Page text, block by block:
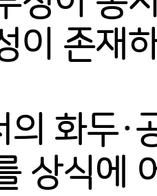
이 존재
의 화두·
상식에